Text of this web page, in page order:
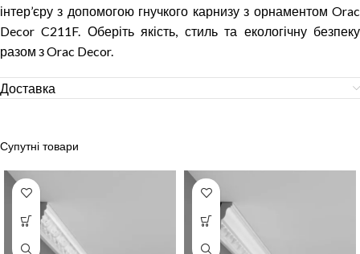
інтер’єру з допомогою гнучкого карнизу з орнаментом Orac
Decor C211F. Оберіть якість, стиль та екологічну безпеку
разом з Orac Decor.
Доставка
Супутні товари